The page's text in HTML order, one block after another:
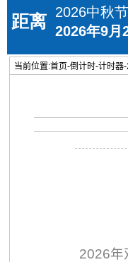
当前位置:首页-倒计时-计时器-
2026年